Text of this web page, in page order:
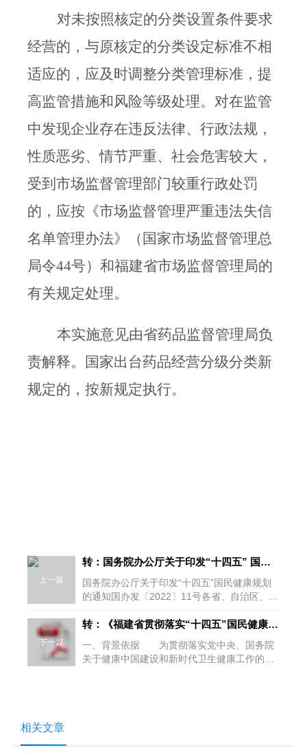
对未按照核定的分类设置条件要求
经营的，与原核定的分类设定标准不相
适应的，应及时调整分类管理标准，提
高监管措施和风险等级处理。对在监管
中发现企业存在违反法律、行政法规，
性质恶劣、情节严重、社会危害较大，
受到市场监督管理部门较重行政处罚
的，应按 《市场监督管理严重违法失信
名单管理办法》（国家市场监督管理总
局令44号）和福建省市场监督管理局的
有关规定处理。
本实施意见由省药品监督管理局负
责解释。国家出台药品经营分级分类新
规定的，按新规定执行。
上一篇
转：国务院办公厅关于印发“十四五” 国民健康规划的通知
国务院办公厅关于印发“十四五”国民健康规划
的通知国办发〔2022〕11号各省、自治区、直
下一篇
转：《福建省贯彻落实“十四五”国民健康规划实施方案》政策解读
一、背景依据 为贯彻落实党中央、国务院
关于健康中国建设和新时代卫生健康工作的决
相关文章